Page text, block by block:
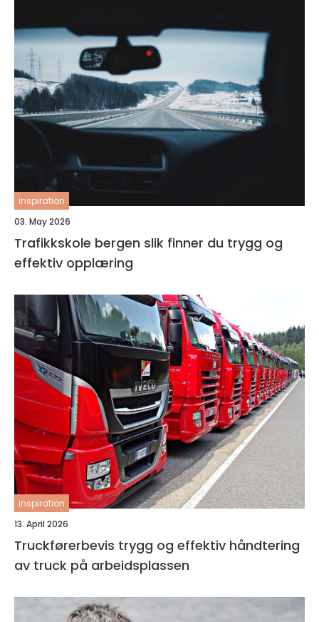
inspiration
03. May 2026
Trafikkskole bergen slik finner du trygg og
effektiv opplæring
inspiration
13. April 2026
Truckførerbevis trygg og effektiv håndtering
av truck på arbeidsplassen